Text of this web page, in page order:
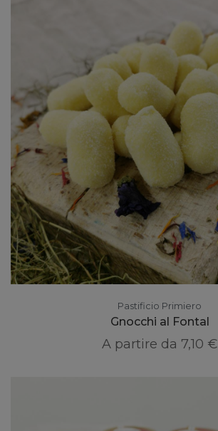
Pastificio Primiero
Gnocchi al Fontal
A partire da 7,10 €